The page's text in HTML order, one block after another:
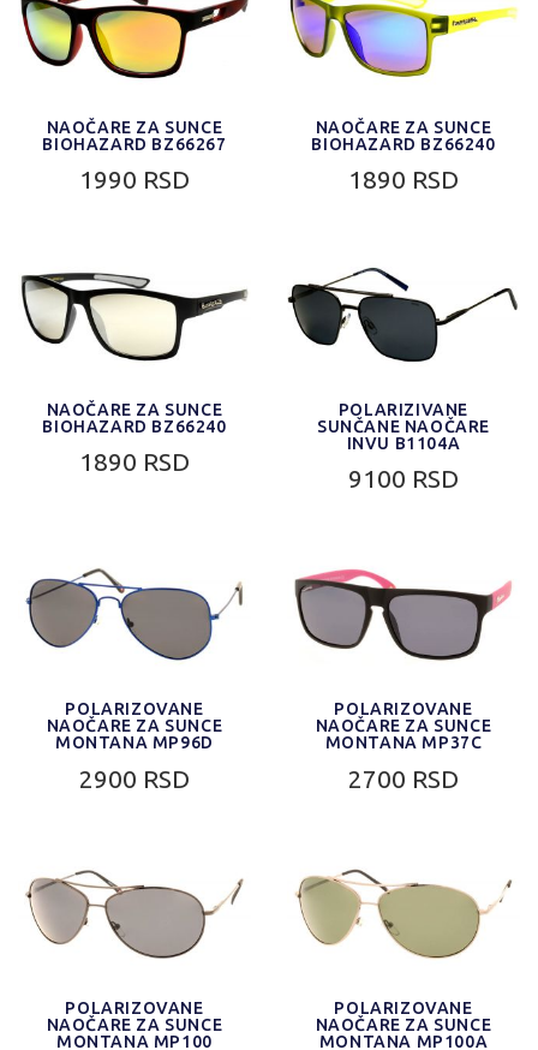
NAOČARE ZA SUNCE
BIOHAZARD BZ66267
1990 RSD
NAOČARE ZA SUNCE
BIOHAZARD BZ66240
1890 RSD
NAOČARE ZA SUNCE
BIOHAZARD BZ66240
1890 RSD
POLARIZIVANE
SUNČANE NAOČARE
INVU B1104A
9100 RSD
POLARIZOVANE
NAOČARE ZA SUNCE
MONTANA MP96D
2900 RSD
POLARIZOVANE
NAOČARE ZA SUNCE
MONTANA MP37C
2700 RSD
POLARIZOVANE
NAOČARE ZA SUNCE
MONTANA MP100
POLARIZOVANE
NAOČARE ZA SUNCE
MONTANA MP100A